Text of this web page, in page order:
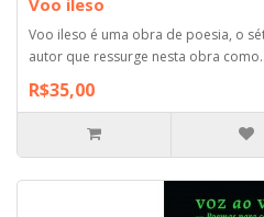
Voo ileso é uma obra de poesia, o
autor que ressurge nesta obra como..
R$35,00